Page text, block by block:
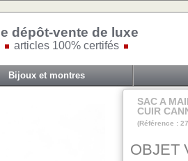
le dépôt-vente de luxe
articles 100% certifés
Bijoux et montres
SAC A
CUIR
(Référence :
OBJET